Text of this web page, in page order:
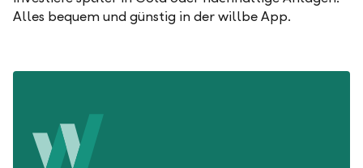
Alles bequem und günstig in der willbe App.